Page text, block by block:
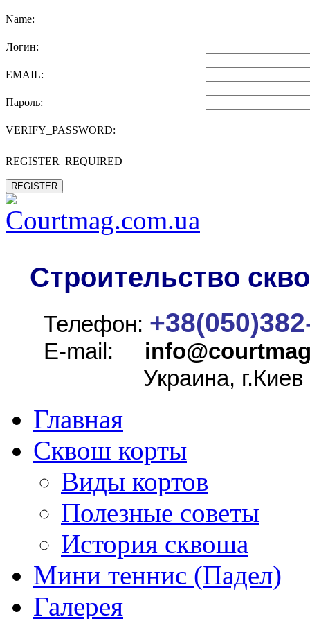
Name:
Логин:
EMAIL:
Пароль:
VERIFY_PASSWORD:
REGISTER_REQUIRED
REGISTER
Строительство
Телефон:
E-mail: info@
Украина, г.Киев
Главная
Сквош корты
Виды кортов
Полезные советы
История сквоша
Мини теннис (Падел)
Галерея